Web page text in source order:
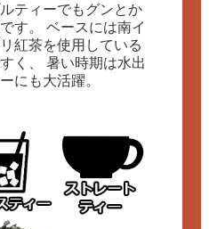
ティーでもグンとか
す。 ベースには南イ
紅茶を使用している
く、 暑い時期は水出
にも大活躍。